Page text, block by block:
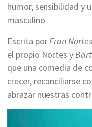
humor, sensibilidad y
masculino.
Escrita porFran Nortes
el propio Nortes y
que una comedia de
crecer, reconciliarse
abrazar nuestras